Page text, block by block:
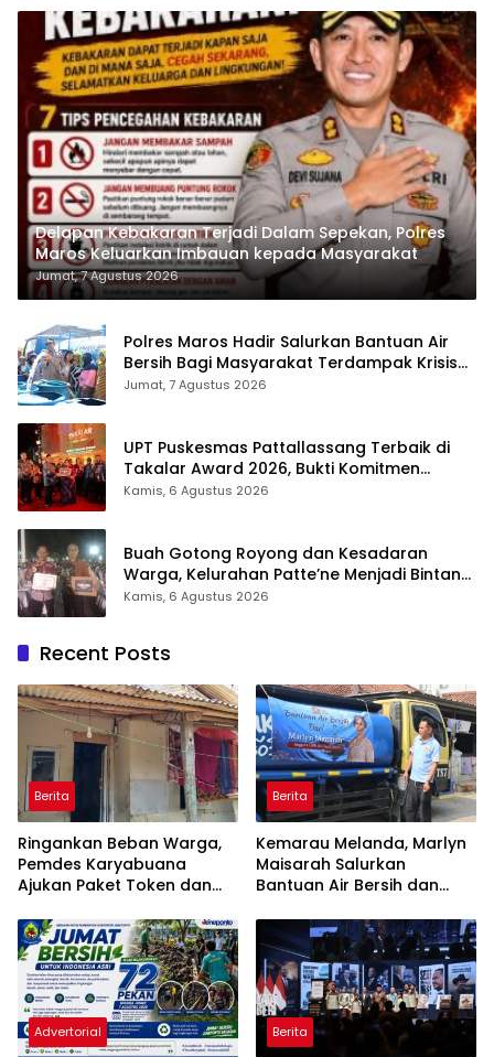
Delapan Kebakaran Terjadi Dalam Sepekan, Polres
Maros Keluarkan Imbauan kepada Masyarakat
Jumat, 7 Agustus 2026
Polres Maros Hadir Salurkan Bantuan Air
Bersih Bagi Masyarakat Terdampak Krisis
Air Bersih Di Maros
Jumat, 7 Agustus 2026
UPT Puskesmas Pattallassang Terbaik di
Takalar Award 2026, Bukti Komitmen
Hadirkan Pelayanan Kesehatan Berkualitas
Kamis, 6 Agustus 2026
Buah Gotong Royong dan Kesadaran
Warga, Kelurahan Patte’ne Menjadi Bintang
Takalar Award 2026
Kamis, 6 Agustus 2026
Recent Posts
Berita
Ringankan Beban Warga,
Pemdes Karyabuana
Ajukan Paket Token dan
PLN
Berita
Kemarau Melanda, Marlyn
Maisarah Salurkan
Bantuan Air Bersih dan
Babakan Madang
Advertorial Berita